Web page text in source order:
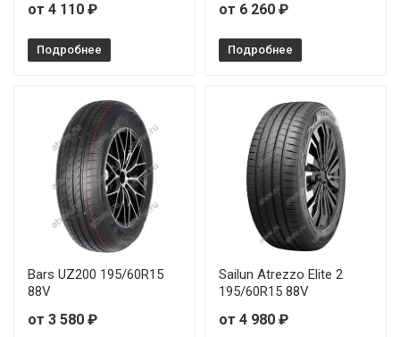
от 4 110 ₽
Подробнее
от 6 260 ₽
Подробнее
Bars UZ200 195/60R15
88V
от 3 580 ₽
Sailun Atrezzo Elite 2
195/60R15 88V
от 4 980 ₽